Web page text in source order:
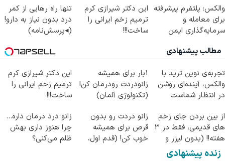
والکس: پلتفرم پیشرفته
برای معامله و
سرمایه‌گذاری ایمن
این دکتر شیرازی کرم
ترمیم زخم ایرانی را
ساخت!!!
تنها راه رهایی از کمر
درد بدون نیاز به دارو!
(◂پرسش‌نامه)
مطالب پیشنهادی
تجربه‌ی نوین ترید با
والکس، آینده‌ای روشن
در انتظار شماست
1بار برای همیشه
زانودردت رودرمان کن!
(تکنولوژی آلمان)
این دکتر شیرازی کرم
ترمیم زخم ایرانی را
ساخت!!!
از بین بردن جای زخم
های قدیمی، فقط در 3
هفته!! (بدون لیزر و
جراحی)
زانو دردت رو بدون
قرص برای همیشه
خوب کن! (قدم اول،
زانو درد درمان داره…
چرا هنوز داری بهش
ظلم می‌کنی؟
زنده پیشنهادی